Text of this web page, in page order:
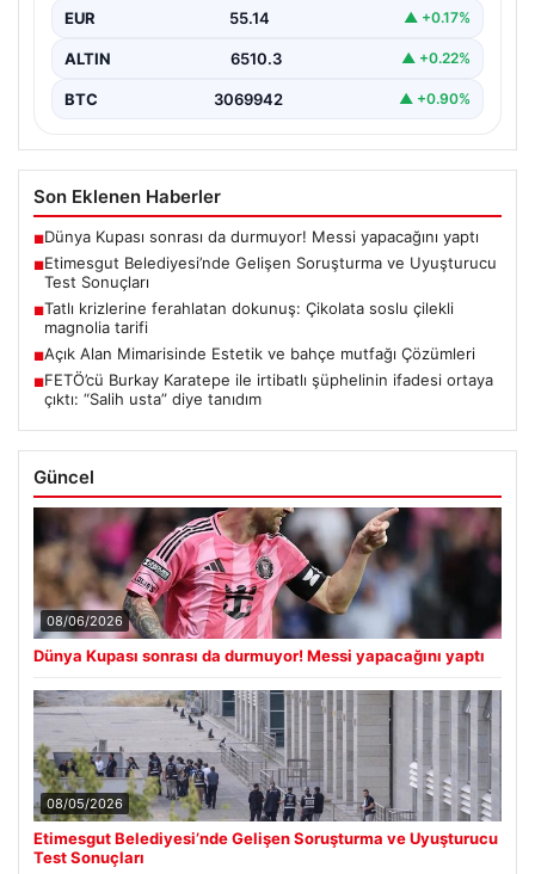
seriyor. Soruşturma kapsamında,…
EUR 55.14 ▲ +0.17%
ALTIN 6510.3 ▲ +0.22%
BTC 3069942 ▲ +0.90%
Son Eklenen Haberler
■Dünya Kupası sonrası da durmuyor! Messi yapacağını yaptı
■Etimesgut Belediyesi’nde Gelişen Soruşturma ve Uyuşturucu
Test Sonuçları
■Tatlı krizlerine ferahlatan dokunuş: Çikolata soslu çilekli
magnolia tarifi
■Açık Alan Mimarisinde Estetik ve bahçe mutfağı Çözümleri
■FETÖ’cü Burkay Karatepe ile irtibatlı şüphelinin ifadesi ortaya
çıktı: “Salih usta” diye tanıdım
Güncel
08/06/2026
Dünya Kupası sonrası da durmuyor! Messi yapacağını yaptı
08/05/2026
Etimesgut Belediyesi’nde Gelişen Soruşturma ve Uyuşturucu
Test Sonuçları